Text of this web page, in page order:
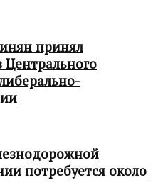
принял
потребуется около